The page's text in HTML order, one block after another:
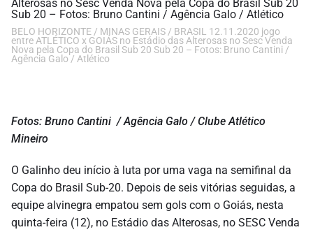
BELO HORIZONTE / MINAS GERAIS / BRASIL 12.11.2020 jogo
entre ATLÉTICO x GOIÁS no Estádio das Alterosas no Sesc Venda
Nova pela Copa do Brasil Sub 20 Sub 20 – Fotos: Bruno Cantini /
Agência Galo / Atlético
Fotos: Bruno Cantini / Agência Galo / Clube Atlético
Mineiro
O Galinho deu início à luta por uma vaga na semifinal da
Copa do Brasil Sub-20. Depois de seis vitórias seguidas, a
equipe alvinegra empatou sem gols com o Goiás, nesta
quinta-feira (12), no Estádio das Alterosas, no SESC Venda